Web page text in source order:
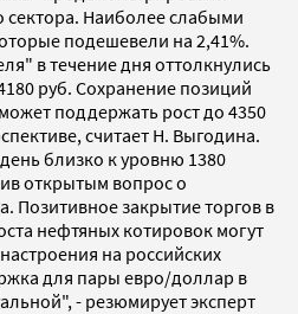
сектора. Наиболее слабыми
подешевели на 2,41%.
в течение дня оттолкнулись
руб. Сохранение позиций
поддержать рост до 4350
считает Н. Выгодина.
близко к уровню 1380
открытым вопрос о
Позитивное закрытие торгов в
нефтяных котировок могут
на российских
для пары евро/доллар в
- резюмирует эксперт